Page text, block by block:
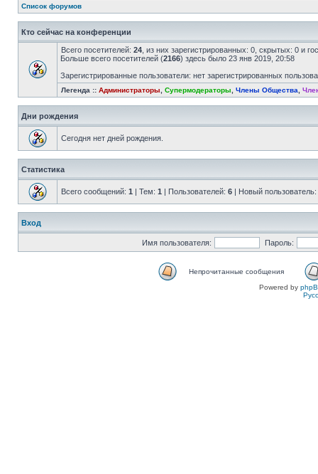
Список форумов
Кто сейчас на конференции
Всего посетителей: 24 , из них зарегистрированных: 0, скрытых: 0 и
Больше всего посетителей (2166) здесь было 23 янв 2019, 20:58
Зарегистрированные пользователи: нет зарегистрированных
Легенда :: Администраторы Супермодераторы Члены Общества
Дни рождения
Сегодня нет дней рождения.
Статистика
Всего сообщений: 1 | Тем: 1 | Пользователей: 6 | Новый пользователь:
Вход
Имя пользователя: Пароль:
Непрочитанные сообщения
Powered by